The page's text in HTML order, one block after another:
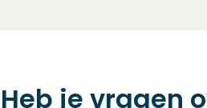
Heb je vragen